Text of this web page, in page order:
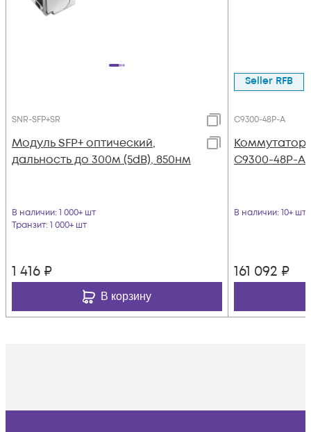
SNR-SFP+SR
Модуль SFP+ оптический,
дальность до 300м (5dB), 850нм
В наличии: 1 000+ шт
Транзит: 1 000+ шт
1 416 ₽
В корзину
Seller RFB
C9300-48P-A
Коммутатор
C9300-48P-A
В наличии: 10+ шт
161 092 ₽